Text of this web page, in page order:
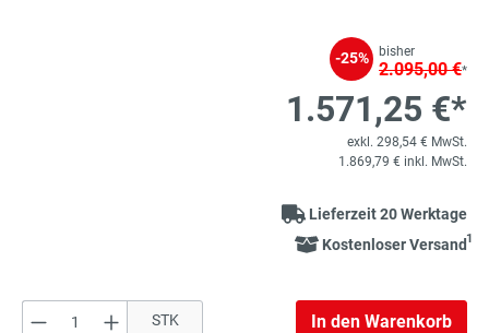
-25% bisher
2.095,00 €*
1.571,25 €*
exkl. 298,54 € MwSt.
1.869,79 € inkl. MwSt.
Lieferzeit 20 Werktage
Kostenloser Versand1
Produkt Anzahl: Gib den gewünschten
STK In den Warenkorb